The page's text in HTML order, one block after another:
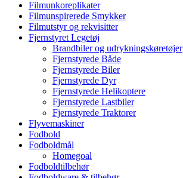
Filmunkoreplikater
Filmunspirerede Smykker
Filmutstyr og rekvisitter
Fjernstyret Legetøj
Brandbiler og udrykningskøretøjer
Fjernstyrede Både
Fjernstyrede Biler
Fjernstyrede Dyr
Fjernstyrede Helikoptere
Fjernstyrede Lastbiler
Fjernstyrede Traktorer
Flyvemaskiner
Fodbold
Fodboldmål
Homegoal
Fodboldtilbehør